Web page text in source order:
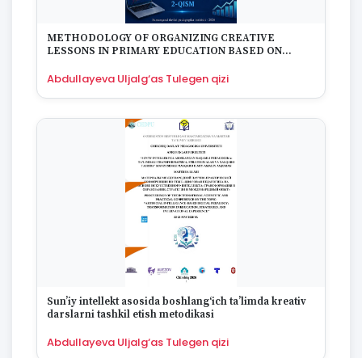
METHODOLOGY OF ORGANIZING CREATIVE
LESSONS IN PRIMARY EDUCATION BASED ON
Abdullayeva Uljalg‘as Tulegen qizi
Sun’iy intellekt asosida boshlang‘ich ta’limda kreativ
darslarni tashkil etish metodikasi
Abdullayeva Uljalg‘as Tulegen qizi